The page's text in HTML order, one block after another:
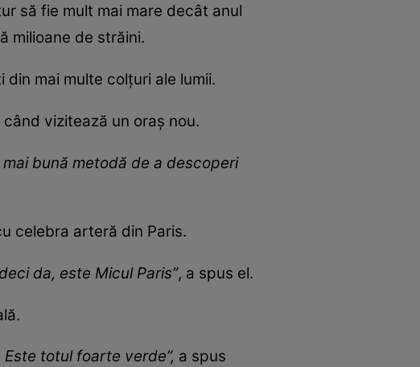
să fie mult mai mare decât anul
milioane de străini.
mai multe colțuri ale lumii.
vizitează un oraș nou.
bună metodă de a descoperi
celebra arteră din Paris.
da, este Micul Paris”, a spus el.
totul foarte verde”, a spus